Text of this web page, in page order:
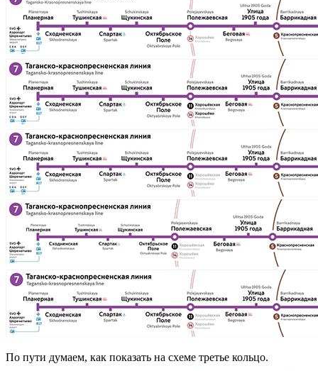
По пути думаем, как показать на схеме третье кольцо.